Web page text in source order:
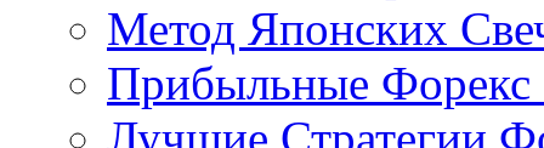
Метод Японских
Прибыльные Форекс
Лучшие Стратегии